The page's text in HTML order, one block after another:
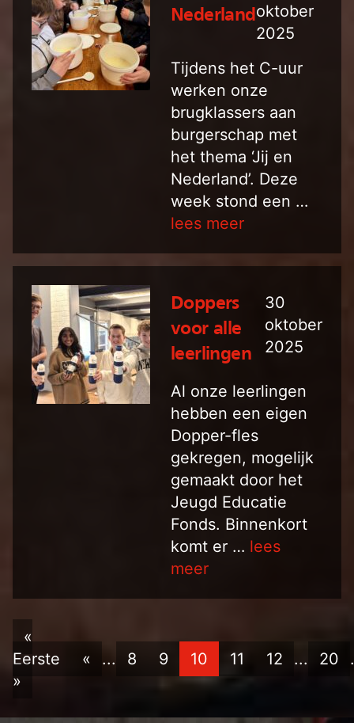
Nederland oktober
2025
Tijdens het C-uur
werken onze
brugklassers aan
burgerschap met
het thema ‘Jij en
Nederland’. Deze
week stond een …
lees meer
Doppers
voor alle
leerlingen
30
oktober
2025
Al onze leerlingen
hebben een eigen
Dopper-fles
gekregen, mogelijk
gemaakt door het
Jeugd Educatie
Fonds. Binnenkort
komt er … lees
meer
«
Eerste
« ... 8 9 10 11 12 ... 20
»